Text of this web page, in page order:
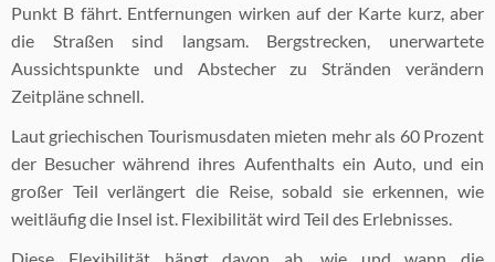
Punkt B fährt. Entfernungen wirken auf der Karte kurz, aber
die Straßen sind langsam. Bergstrecken, unerwartete
Aussichtspunkte und Abstecher zu Stränden verändern
Zeitpläne schnell.
Laut griechischen Tourismusdaten mieten mehr als 60 Prozent
der Besucher während ihres Aufenthalts ein Auto, und ein
großer Teil verlängert die Reise, sobald sie erkennen, wie
weitläufig die Insel ist. Flexibilität wird Teil des Erlebnisses.